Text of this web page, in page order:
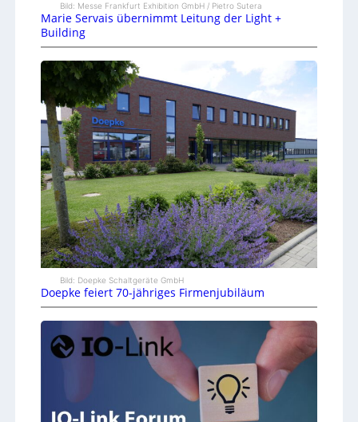
Bild: Messe Frankfurt Exhibition GmbH / Pietro Sutera
Marie Servais übernimmt Leitung der Light +
Building
Bild: Doepke Schaltgeräte GmbH
Doepke feiert 70-jähriges Firmenjubiläum